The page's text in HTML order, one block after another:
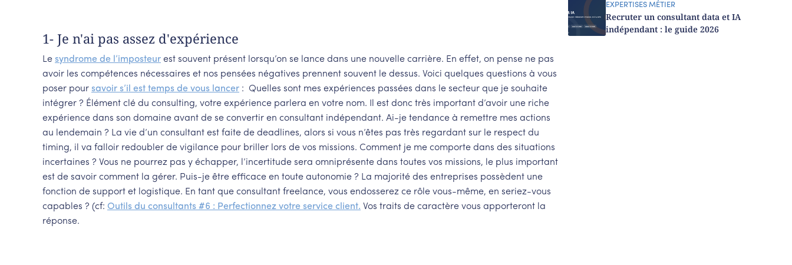
1- Je n'ai pas assez d'expérience
Le syndrome de l’imposteur est souvent présent lorsqu’on se lance dans une nouvelle carrière. En effet, on pense ne pas
avoir les compétences nécessaires et nos pensées négatives prennent souvent le dessus. Voici quelques questions à vous
poser pour savoir s’il est temps de vous lancer : Quelles sont mes expériences passées dans le secteur que je souhaite
intégrer ? Élément clé du consulting, votre expérience parlera en votre nom. Il est donc très important d’avoir une riche
expérience dans son domaine avant de se convertir en consultant indépendant. Ai-je tendance à remettre mes actions
au lendemain ? La vie d’un consultant est faite de deadlines, alors si vous n’êtes pas très regardant sur le respect du
timing, il va falloir redoubler de vigilance pour briller lors de vos missions. Comment je me comporte dans des situations
incertaines ? Vous ne pourrez pas y échapper, l’incertitude sera omniprésente dans toutes vos missions, le plus important
est de savoir comment la gérer. Puis-je être efficace en toute autonomie ? La majorité des entreprises possèdent une
fonction de support et logistique. En tant que consultant freelance, vous endosserez ce rôle vous-même, en seriez-vous
capables ? (cf: Outils du consultants #6 : Perfectionnez votre service client. Vos traits de caractère vous apporteront la
réponse.
EXPERTISES MÉTIER
Recruter un consultant data et IA
indépendant : le guide 2026